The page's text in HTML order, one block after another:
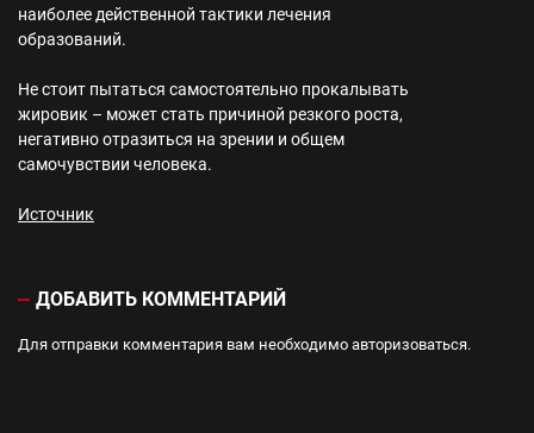
наиболее действенной тактики лечения
образований.
Не стоит пытаться самостоятельно прокалывать
жировик – может стать причиной резкого роста,
негативно отразиться на зрении и общем
самочувствии человека.
Источник
ДОБАВИТЬ КОММЕНТАРИЙ
Для отправки комментария вам необходимо авторизоваться.